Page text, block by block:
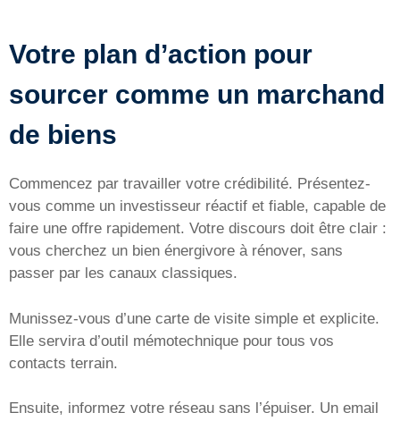
Votre plan d’action pour
sourcer comme un marchand
de biens
Commencez par travailler votre crédibilité. Présentez-
vous comme un investisseur réactif et fiable, capable de
faire une offre rapidement. Votre discours doit être clair :
vous cherchez un bien énergivore à rénover, sans
passer par les canaux classiques.
Munissez-vous d’une carte de visite simple et explicite.
Elle servira d’outil mémotechnique pour tous vos
contacts terrain.
Ensuite, informez votre réseau sans l’épuiser. Un email